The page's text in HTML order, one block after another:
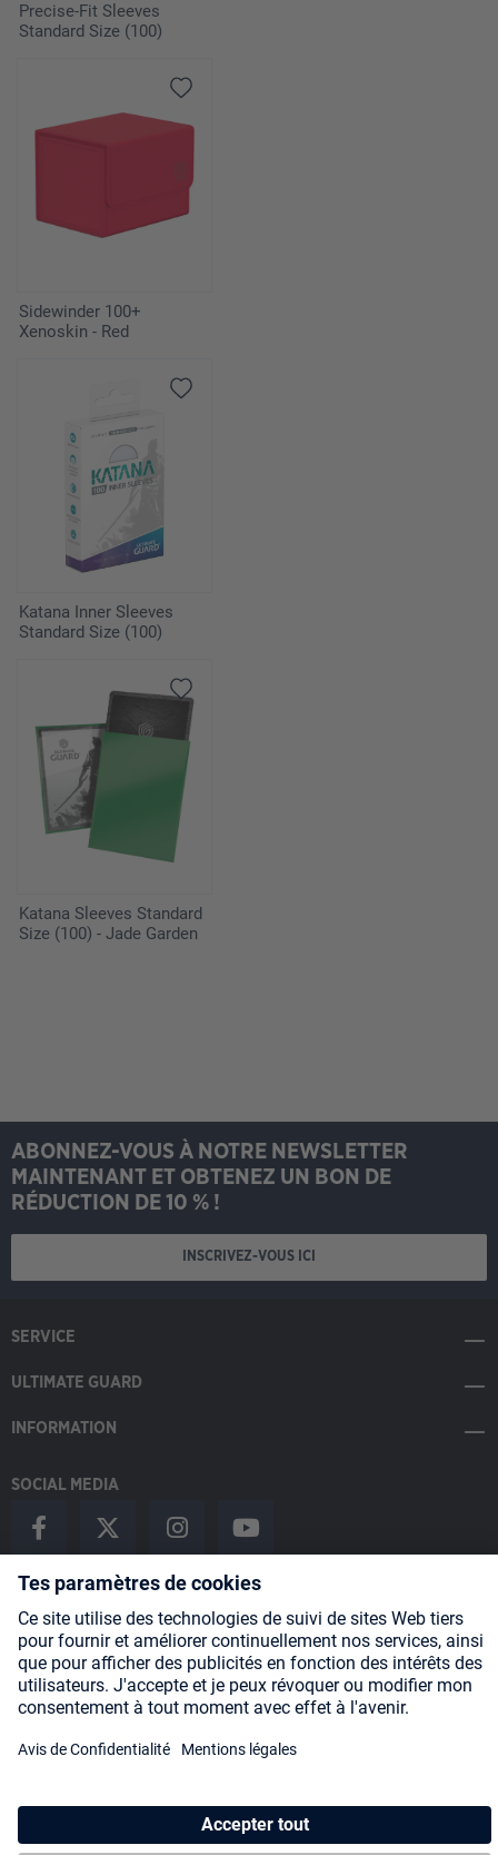
Precise-Fit Sleeves
Standard Size (100)
Sidewinder 100+
Xenoskin - Red
Katana Inner Sleeves
Standard Size (100)
Katana Sleeves Standard
Size (100) - Jade Garden
ABONNEZ-VOUS À NOTRE NEWSLETTER
MAINTENANT ET OBTENEZ UN BON DE
RÉDUCTION DE 10 % !
INSCRIVEZ-VOUS ICI
SERVICE
ULTIMATE GUARD
INFORMATION
SOCIAL MEDIA
Payment Methods
Shipping
* Tous les prix incluent la TVA, plus les fraisd'expéditionet les